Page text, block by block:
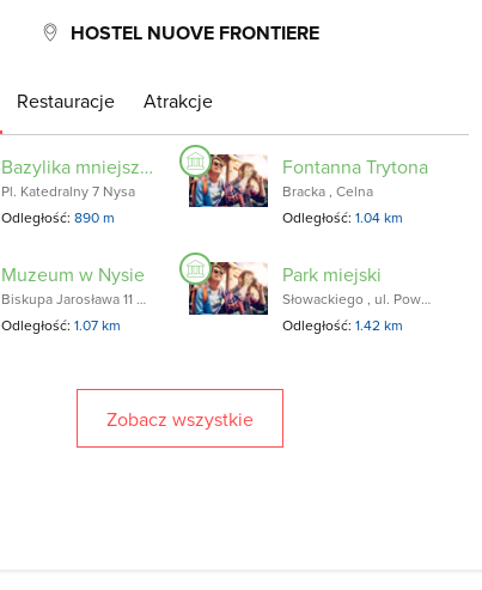
HOSTEL NUOVE FRONTIERE
Restauracje Atrakcje
Bazylika mniejsza pw. św. Jakuba Apostoła i św. Agnieszki
Pl. Katedralny 7 Nysa
Odległość:890 m
Fontanna Trytona
Bracka , Celna
Odległość: 1.04 km
Muzeum w Nysie
Biskupa Jarosława 11 Nysa
Odległość:1.07 km
Park miejski
Słowackiego , ul. Powstańców Śląskich
Odległość: 1.42 km
Zobacz wszystkie